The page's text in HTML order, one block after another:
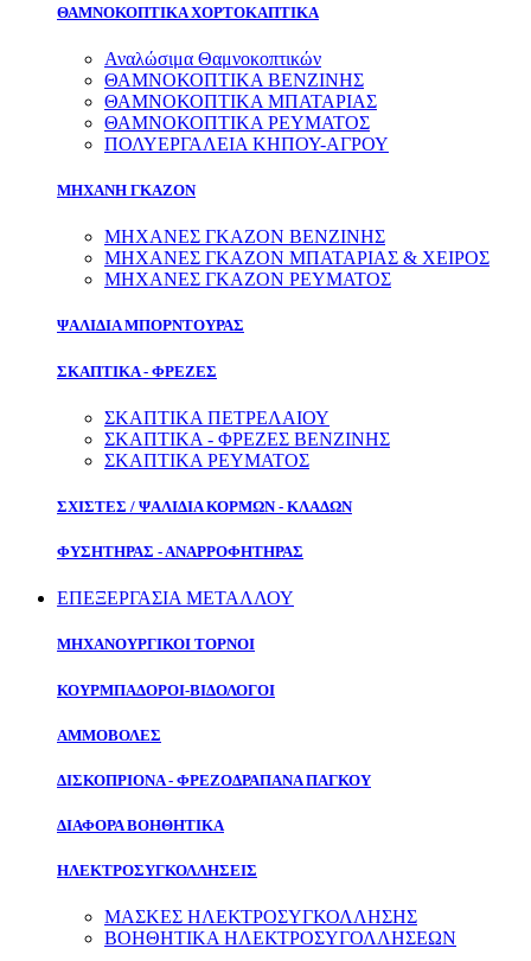
ΘΑΜΝΟΚΟΠΤΙΚΑ ΧΟΡΤΟΚΑΠΤΙΚΑ
Αναλώσιμα Θαμνοκοπτικών
ΘΑΜΝΟΚΟΠΤΙΚΑ ΒΕΝΖΙΝΗΣ
ΘΑΜΝΟΚΟΠΤΙΚΑ ΜΠΑΤΑΡΙΑΣ
ΘΑΜΝΟΚΟΠΤΙΚΑ ΡΕΥΜΑΤΟΣ
ΠΟΛΥΕΡΓΑΛΕΙΑ ΚΗΠΟΥ-ΑΓΡΟΥ
ΜΗΧΑΝΗ ΓΚΑΖΟΝ
ΜΗΧΑΝΕΣ ΓΚΑΖΟΝ ΒΕΝΖΙΝΗΣ
ΜΗΧΑΝΕΣ ΓΚΑΖΟΝ ΜΠΑΤΑΡΙΑΣ & ΧΕΙΡΟΣ
ΜΗΧΑΝΕΣ ΓΚΑΖΟΝ ΡΕΥΜΑΤΟΣ
ΨΑΛΙΔΙΑ ΜΠΟΡΝΤΟΥΡΑΣ
ΣΚΑΠΤΙΚΑ - ΦΡΕΖΕΣ
ΣΚΑΠΤΙΚΑ ΠΕΤΡΕΛΑΙΟΥ
ΣΚΑΠΤΙΚΑ - ΦΡΕΖΕΣ ΒΕΝΖΙΝΗΣ
ΣΚΑΠΤΙΚΑ ΡΕΥΜΑΤΟΣ
ΣΧΙΣΤΕΣ / ΨΑΛΙΔΙΑ ΚΟΡΜΩΝ - ΚΛΑΔΩΝ
ΦΥΣΗΤΗΡΑΣ - ΑΝΑΡΡΟΦΗΤΗΡΑΣ
ΕΠΕΞΕΡΓΑΣΙΑ ΜΕΤΑΛΛΟΥ
ΜΗΧΑΝΟΥΡΓΙΚΟΙ ΤΟΡΝΟΙ
ΚΟΥΡΜΠΑΔΟΡΟΙ-ΒΙΔΟΛΟΓΟΙ
ΑΜΜΟΒΟΛΕΣ
ΔΙΣΚΟΠΡΙΟΝΑ - ΦΡΕΖΟΔΡΑΠΑΝΑ ΠΑΓΚΟΥ
ΔΙΑΦΟΡΑ ΒΟΗΘΗΤΙΚΑ
ΗΛΕΚΤΡΟΣΥΓΚΟΛΛΗΣΕΙΣ
ΜΑΣΚΕΣ ΗΛΕΚΤΡΟΣΥΓΚΟΛΛΗΣΗΣ
ΒΟΗΘΗΤΙΚΑ ΗΛΕΚΤΡΟΣΥΓΟΛΛΗΣΕΩΝ